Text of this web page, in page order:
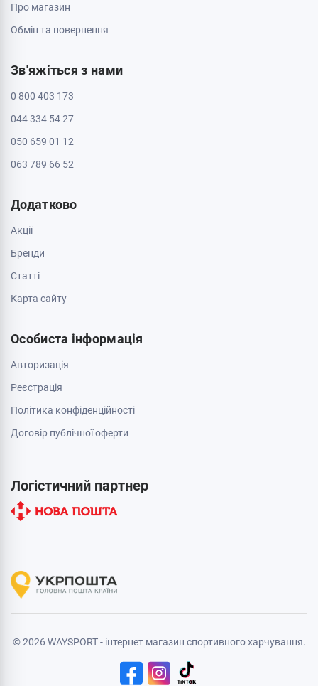
Про магазин
Обмін та повернення
Зв'яжіться з нами
0 800 403 173
044 334 54 27
050 659 01 12
063 789 66 52
Додатково
Акції
Бренди
Cтатті
Карта сайту
Особиста інформація
Авторизація
Реєстрація
Політика конфіденційності
Договір публічної оферти
Логістичний партнер
© 2026 WAYSPORT - інтернет магазин спортивного харчування.